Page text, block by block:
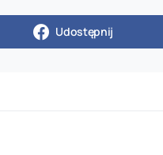
Udostępnij